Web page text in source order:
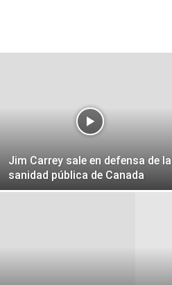
Jim Carrey sale en defensa de la
sanidad pública de Canada